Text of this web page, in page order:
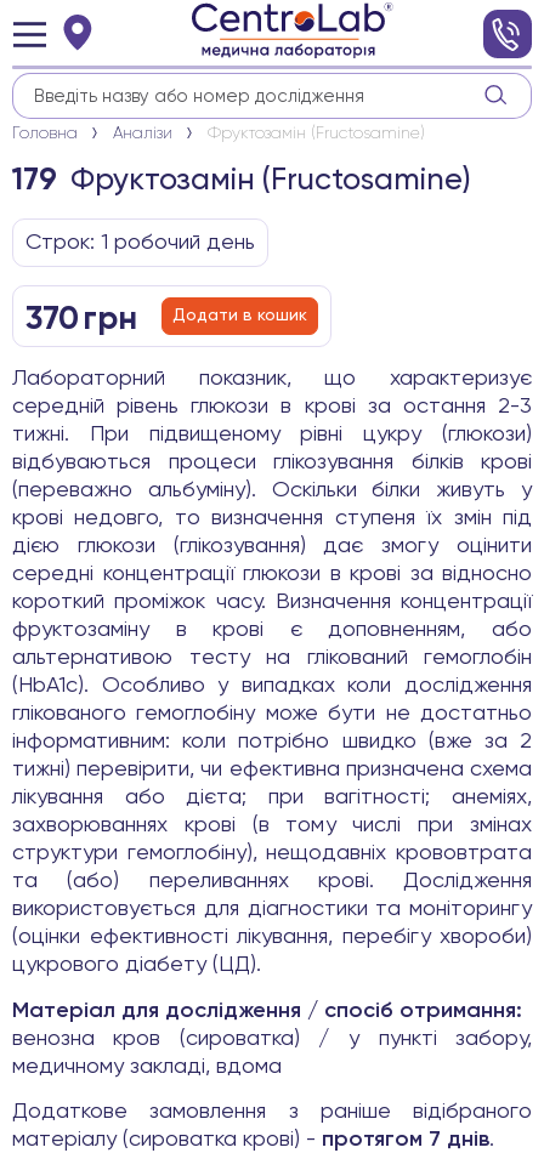
Головна Аналізи Фруктозамін (Fructosamine)
179 Фруктозамін (Fructosamine)
Строк: 1 робочиӣ день
370 грн Додати в кошик
Лабораторний показник, що характеризує
середній рівень глюкози в крові за остання 2-3
тижні. При підвищеному рівні цукру (глюкози)
відбуваються процеси глікозування білків крові
(переважно альбуміну). Оскільки білки живуть у
крові недовго, то визначення ступеня їх змін під
дією глюкози (глікозування) дає змогу оцінити
середні концентрації глюкози в крові за відносно
короткий проміжок часу. Визначення концентрації
фруктозаміну в крові є доповненням, або
альтернативою тесту на глікований гемоглобін
(HbA1c). Особливо у випадках коли дослідження
глікованого гемоглобіну може бути не достатньо
інформативним: коли потрібно швидко (вже за 2
тижні) перевірити, чи ефективна призначена схема
лікування або дієта; при вагітності; анеміях,
захворюваннях крові (в тому числі при змінах
структури гемоглобіну), нещодавніх крововтрата
та (або) переливаннях крові. Дослідження
використовується для діагностики та моніторингу
(оцінки ефективності лікування, перебігу хвороби)
цукрового діабету (ЦД).
Матеріал для дослідження / спосіб отримання:
венозна кров (сироватка) / у пункті забору,
медичному закладі, вдома
Додаткове замовлення з раніше відібраного
матеріалу (сироватка крові) - протягом 7 днів.